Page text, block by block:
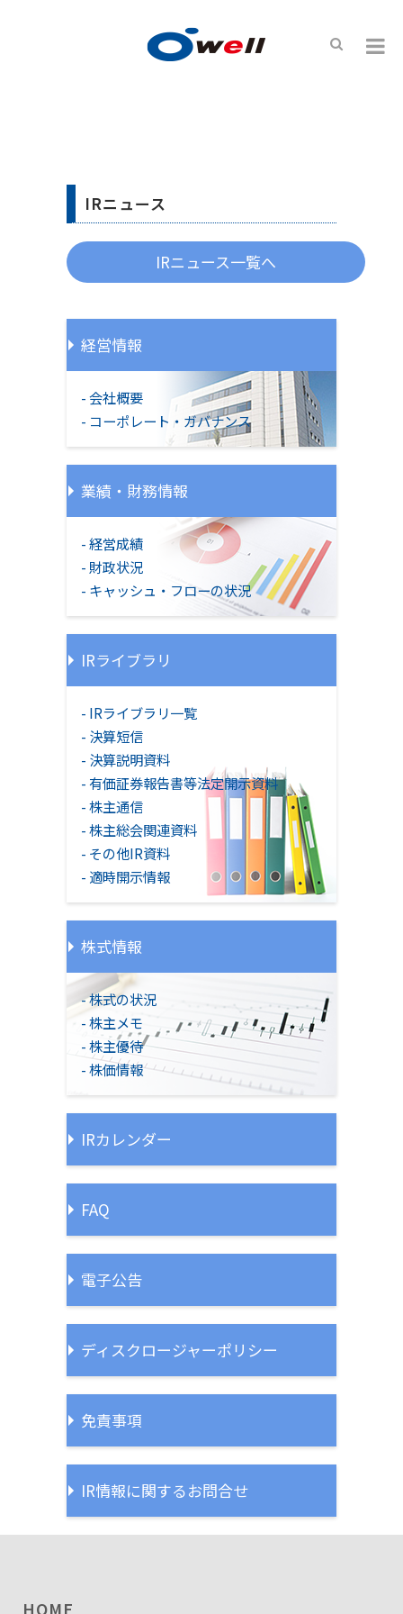
IRニュース
IRニュース一覧へ
経営情報
会社概要
コーポレート・ガバナンス
業績・財務情報
経営成績
財政状況
キャッシュ・フローの状況
IRライブラリ
IRライブラリ一覧
決算短信
決算説明資料
有価証券報告書等法定開示資料
株主通信
株主総会関連資料
その他IR資料
適時開示情報
株式情報
株式の状況
株主メモ
株主優待
株価情報
IRカレンダー
FAQ
電子公告
ディスクロージャーポリシー
免責事項
IR情報に関するお問合せ
HOME